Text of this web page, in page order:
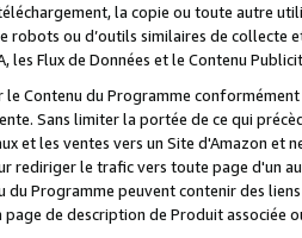
la copie ou toute autre
robots ou d’outils similaires de
les Flux de Données et le Contenu
le Contenu du Programme
Sans limiter la portée de ce qui
et les ventes vers un Site d'Amazon et
rediriger le trafic vers toute page d'un
du Programme peuvent contenir des
de description de Produit associée